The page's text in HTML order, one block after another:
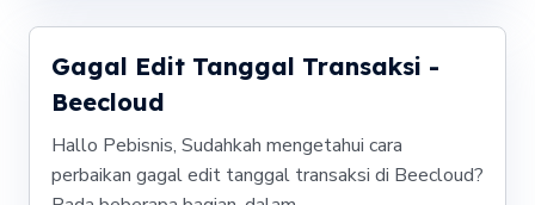
Gagal Edit Tanggal Transaksi -
Beecloud
Hallo Pebisnis, Sudahkah mengetahui cara
perbaikan gagal edit tanggal transaksi di Beecloud?